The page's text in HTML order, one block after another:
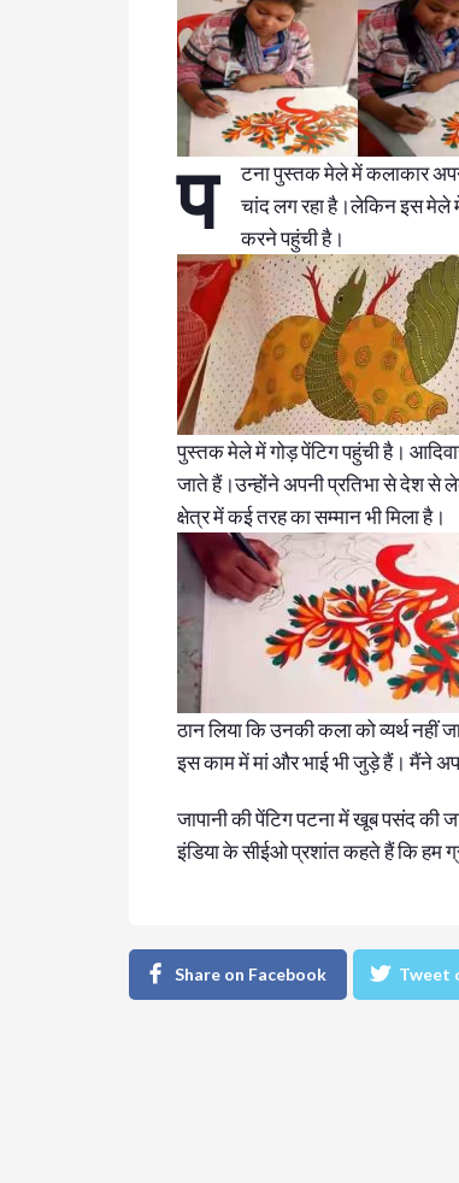
प
टना पुस्तक मेले में कलाकार
चांद लग रहा है।लेकिन इस मेले में
करने पहुंची है।
पुस्तक मेले में गोड़ पेंटिग पहुंची है।
जाते हैं।उन्होंने अपनी प्रतिभा से देश से
क्षेत्र में कई तरह का सम्मान भी मिला है।
ठान लिया कि उनकी कला को व्यर्थ नहीं
इस काम में मां और भाई भी जुड़े हैं। मैंने
जापानी की पेंटिग पटना में खूब पसंद की
इंडिया के सीईओ प्रशांत कहते हैं कि हम
Share on Facebook Tweet